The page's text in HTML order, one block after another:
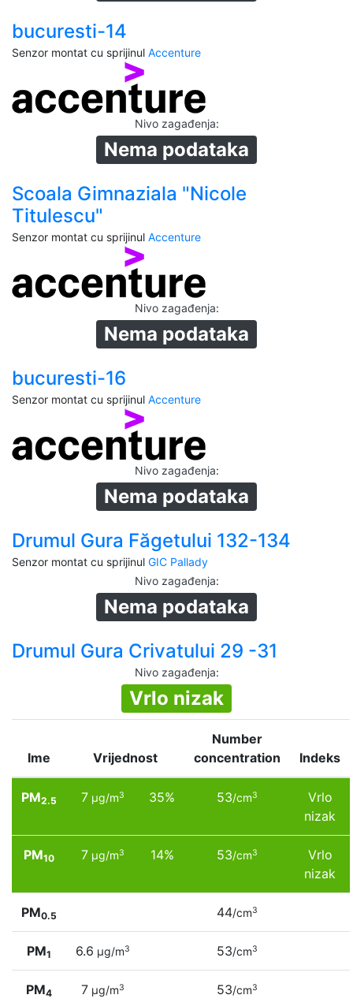
bucuresti-14
Senzor montat cu sprijinul Accenture
Nivo zagađenja:
Nema podataka
Scoala Gimnaziala "Nicole
Titulescu"
Senzor montat cu sprijinul Accenture
Nivo zagađenja:
Nema podataka
bucuresti-16
Senzor montat cu sprijinul Accenture
Nivo zagađenja:
Nema podataka
Drumul Gura Făgetului 132-134
Senzor montat cu sprijinul GIC Pallady
Nivo zagađenja:
Nema podataka
Drumul Gura Crivatului 29 -31
Nivo zagađenja:
Vrlo nizak
Ime Vrijednost
Number
concentration
Indeks
PM2.5 7 µg/m3 35% 53/cm3
Vrlo
nizak
PM10 7 µg/m3 14% 53/cm3
Vrlo
nizak
PM0.5 44/cm3
PM1 6.6 µg/m3 53/cm3
PM4 7 µg/m3 53/cm3